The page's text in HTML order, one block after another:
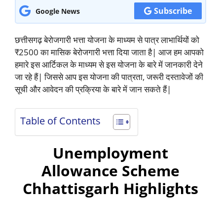
Google News Subscribe
छत्तीसगढ़ बेरोजगारी भत्ता योजना के माध्यम से पात्र लाभार्थियों को
₹2500 का मासिक बेरोजगारी भत्ता दिया जाता है| आज हम आपको
हमारे इस आर्टिकल के माध्यम से इस योजना के बारे में जानकारी देने
जा रहे हैं| जिससे आप इस योजना की पात्रता, जरूरी दस्तावेजों की
सूची और आवेदन की प्रक्रिया के बारे में जान सकते हैं|
Table of Contents
Unemployment
Allowance Scheme
Chhattisgarh Highlights